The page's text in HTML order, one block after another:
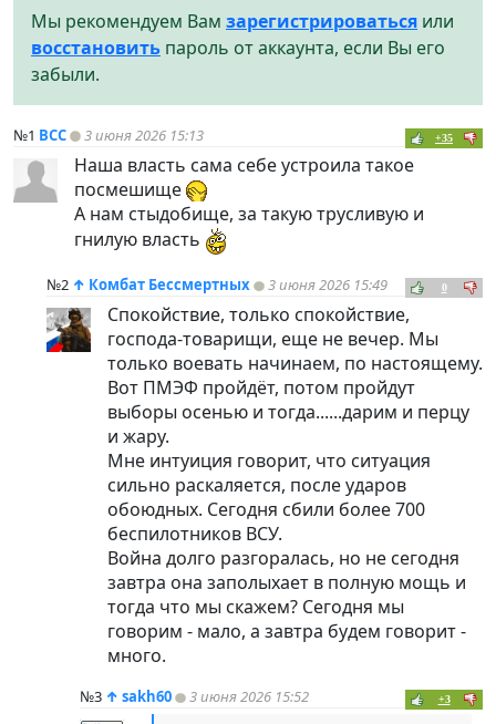
Мы рекомендуем Вам зарегистрироваться или
восстановить пароль от аккаунта, если Вы его
забыли.
№1 ВСС 3 июня 2026 15:13 +35
Наша власть сама себе устроила такое
посмешище
А нам стыдобище, за такую трусливую и
гнилую власть
№2 ↑ Комбат Бессмертных 3 июня 2026 15:49 0
Спокойствие, только спокойствие,
господа-товарищи, еще не вечер. Мы
только воевать начинаем, по настоящему.
Вот ПМЭФ пройдёт, потом пройдут
выборы осенью и тогда......дарим и перцу
и жару.
Мне интуиция говорит, что ситуация
сильно раскаляется, после ударов
обоюдных. Сегодня сбили более 700
беспилотников ВСУ.
Война долго разгоралась, но не сегодня
завтра она заполыхает в полную мощь и
тогда что мы скажем? Сегодня мы
говорим - мало, а завтра будем говорит -
много.
№3 ↑ sakh60 3 июня 2026 15:52 +3